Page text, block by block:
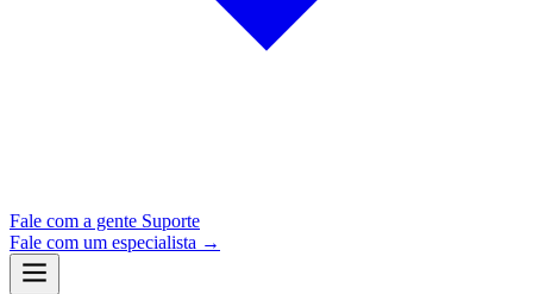
Fale com a gente Suporte
Fale com um especialista →